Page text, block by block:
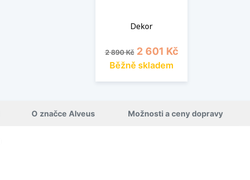
Dekor
Běžná cena
2 890 Kč Cena
2 601 Kč
Běžně skladem
O značce Alveus Možnosti a ceny dopravy